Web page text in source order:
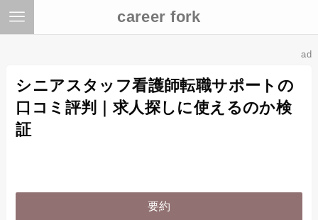
career fork
ad
シニアスタッフ看護師転職サポートの
口コミ評判｜求人探しに使えるのか検
証
要約